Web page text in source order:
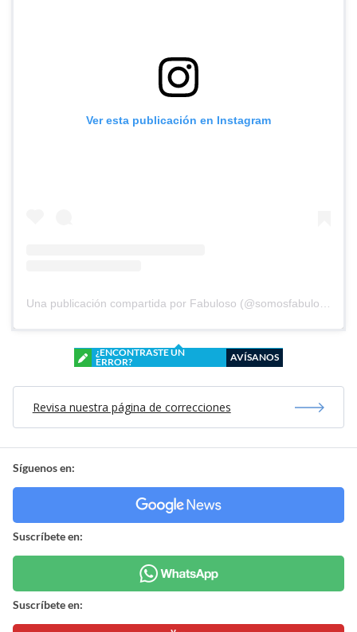
Ver esta publicación en Instagram
Una publicación compartida por Fabuloso (@somosfabuloso)
¿ENCONTRASTE UN
ERROR?
AVÍSANOS
Revisa nuestra página de correcciones
Síguenos en:
Suscríbete en:
Suscríbete en: